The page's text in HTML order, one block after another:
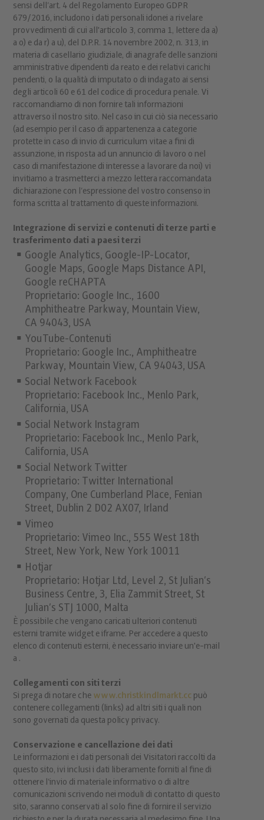
sensi dell’art. 4 del Regolamento Europeo GDPR
679/2016, includono i dati personali idonei a rivelare
provvedimenti di cui all'articolo 3, comma 1, lettere da a)
a o) e da r) a u), del D.P.R. 14 novembre 2002, n. 313, in
materia di casellario giudiziale, di anagrafe delle sanzioni
amministrative dipendenti da reato e dei relativi carichi
pendenti, o la qualità di imputato o di indagato ai sensi
degli articoli 60 e 61 del codice di procedura penale. Vi
raccomandiamo di non fornire tali informazioni
attraverso il nostro sito. Nel caso in cui ciò sia necessario
(ad esempio per il caso di appartenenza a categorie
protette in caso di invio di curriculum vitae a fini di
assunzione, in risposta ad un annuncio di lavoro o nel
caso di manifestazione di interesse a lavorare da noi) vi
invitiamo a trasmetterci a mezzo lettera raccomandata
dichiarazione con l’espressione del vostro consenso in
forma scritta al trattamento di queste informazioni.
Integrazione di servizi e contenuti di terze parti e
trasferimento dati a paesi terzi
Google Analytics, Google-IP-Locator,
Google Maps, Google Maps Distance API,
Google reCHAPTA
Proprietario: Google Inc., 1600
Amphitheatre Parkway, Mountain View,
CA 94043, USA
YouTube-Contenuti
Proprietario: Google Inc., Amphitheatre
Parkway, Mountain View, CA 94043, USA
Social Network Facebook
Proprietario: Facebook Inc., Menlo Park,
California, USA
Social Network Instagram
Proprietario: Facebook Inc., Menlo Park,
California, USA
Social Network Twitter
Proprietario: Twitter International
Company, One Cumberland Place, Fenian
Street, Dublin 2 D02 AX07, Irland
Vimeo
Proprietario: Vimeo Inc., 555 West 18th
Street, New York, New York 10011
Hotjar
Proprietario: Hotjar Ltd, Level 2, St Julian’s
Business Centre, 3, Elia Zammit Street, St
Julian’s STJ 1000, Malta
È possibile che vengano caricati ulteriori contenuti
esterni tramite widget e iframe. Per accedere a questo
elenco di contenuti esterni, è necessario inviare un'e-mail
a .
Collegamenti con siti terzi
Si prega di notare che www.christkindlmarkt.cc può
contenere collegamenti (links) ad altri siti i quali non
sono governati da questa policy privacy.
Conservazione e cancellazione dei dati
Le informazioni e i dati personali dei Visitatori raccolti da
questo sito, ivi inclusi i dati liberamente forniti al fine di
ottenere l’invio di materiale informativo o di altre
comunicazioni scrivendo nei moduli di contatto di questo
sito, saranno conservati al solo fine di fornire il servizio